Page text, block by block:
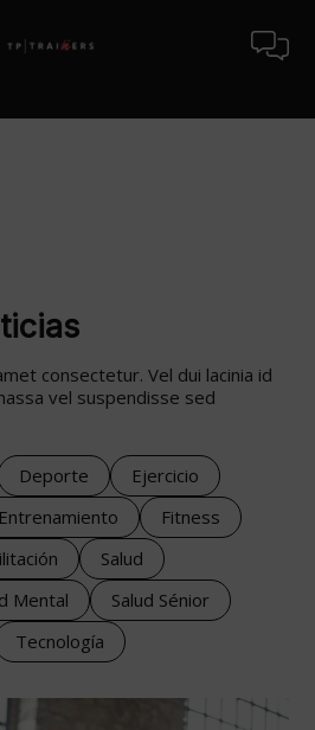
consectetur. Vel dui lacinia id
vel suspendisse sed
Deporte
Ejercicio
Entrenamiento
Fitness
Salud
Mental
Salud Sénior
Tecnología